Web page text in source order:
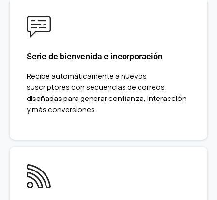
Serie de bienvenida e incorporación
Recibe automáticamente a nuevos
suscriptores con secuencias de correos
diseñadas para generar confianza, interacción
y más conversiones.